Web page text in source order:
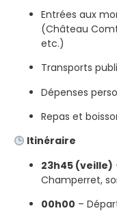
Entrées aux
(Château
etc.)
Transports
Dépenses
Repas et
Itinéraire
23h45 (veille)
Champerret,
00h00 –